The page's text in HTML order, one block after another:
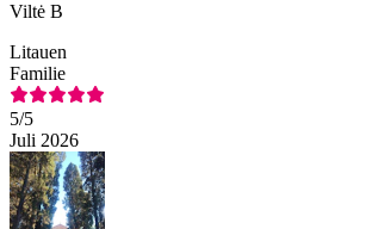
Viltė B
Litauen
Familie
5/5
Juli 2026